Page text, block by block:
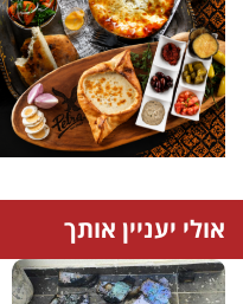
אולי יעניין אותך